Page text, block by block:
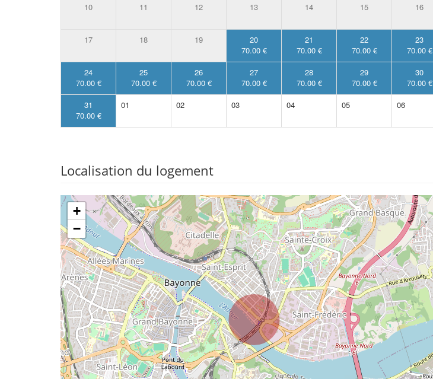
10 11 12 13 14 15 16
17 18 19
20
70.00 €
21
70.00 €
22
70.00 €
23
70.00 €
24
70.00 €
25
70.00 €
26
70.00 €
27
70.00 €
28
70.00 €
29
70.00 €
30
70.00 €
31
70.00 €
01 02 03 04 05 06
Localisation du logement
+
−